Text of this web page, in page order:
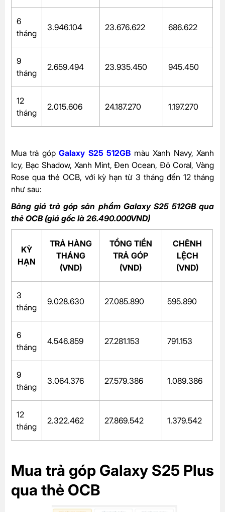
6
tháng
3.946.104 23.676.622 686.622
9
tháng
2.659.494 23.935.450 945.450
12
tháng
2.015.606 24.187.270 1.197.270
Mua trả gópGalaxy S25 512GB màu Xanh Navy, Xanh
Icy, Bạc Shadow, Xanh Mint, Đen Ocean, Đỏ Coral, Vàng
Rose qua thẻ OCB, với kỳ hạn từ 3 tháng đến 12 tháng
như sau:
Bảng giá trả góp sản phẩm Galaxy S25 512GB qua
thẻ OCB (giá gốc là 26.490.000VND)
KỲ
HẠN
TRẢ HÀNG
THÁNG
(VND)
TỔNG TIỀN
TRẢ GÓP
(VND)
CHÊNH
LỆCH
(VND)
3
tháng
9.028.630 27.085.890 595.890
6
tháng
4.546.859 27.281.153 791.153
9
tháng
3.064.376 27.579.386 1.089.386
12
tháng
2.322.462 27.869.542 1.379.542
Mua trả góp Galaxy S25 Plus
qua thẻ OCB